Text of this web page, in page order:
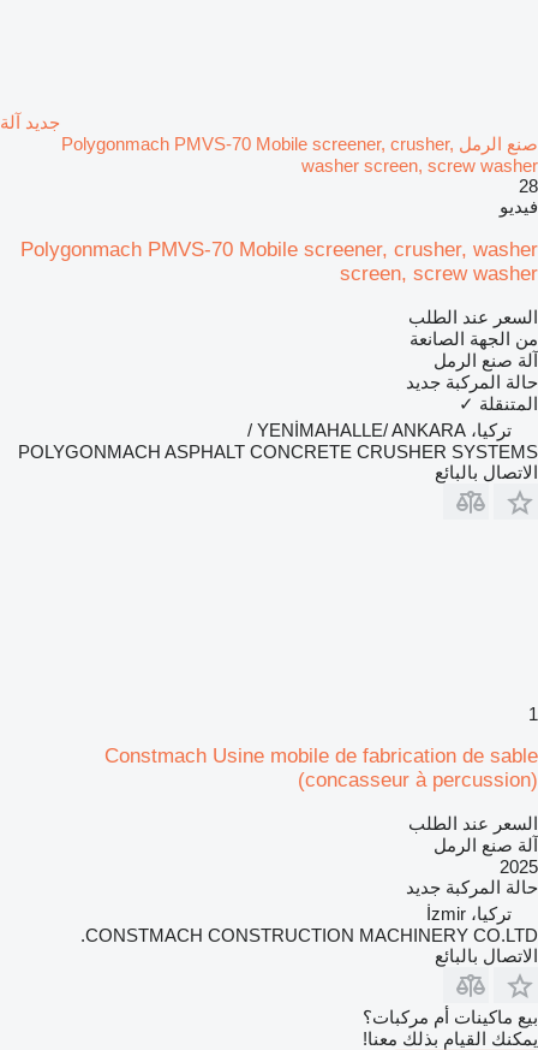
جديد آلة
صنع الرمل Polygonmach PMVS-70 Mobile screener, crusher,
washer screen, screw washer
28
فيديو
Polygonmach PMVS-70 Mobile screener, crusher, washer
screen, screw washer
السعر عند الطلب
من الجهة الصانعة
آلة صنع الرمل
حالة المركبة جديد
المتنقلة ✓
تركيا، YENİMAHALLE/ ANKARA /
POLYGONMACH ASPHALT CONCRETE CRUSHER SYSTEMS
الاتصال بالبائع
1
Constmach Usine mobile de fabrication de sable
(concasseur à percussion)
السعر عند الطلب
آلة صنع الرمل
2025
حالة المركبة جديد
تركيا، İzmir
CONSTMACH CONSTRUCTION MACHINERY CO.LTD.
الاتصال بالبائع
بيع ماكينات أم مركبات؟
يمكنك القيام بذلك معنا!